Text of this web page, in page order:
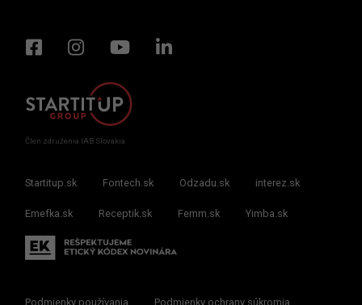
Člen združenia IAB Slovakia
Startitup.sk Fontech.sk Odzadu.sk interez.sk
Emefka.sk Receptik.sk Femm.sk Yimba.sk
Podmienky používania Podmienky ochrany súkromia